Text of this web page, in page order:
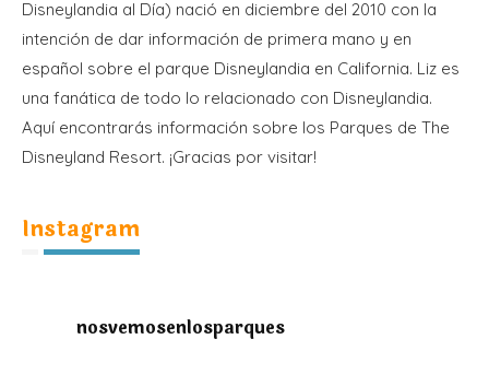
Disneylandia al Día) nació en diciembre del 2010 con la
intención de dar información de primera mano y en
español sobre el parque Disneylandia en California. Liz es
una fanática de todo lo relacionado con Disneylandia.
Aquí encontrarás información sobre los Parques de The
Disneyland Resort. ¡Gracias por visitar!
Instagram
nosvemosenlosparques